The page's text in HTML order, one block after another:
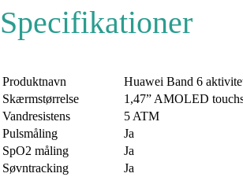
Specifikationer
Produktnavn
Huawei Band 6
Skærmstørrelse
1,47” AMOLED
Vandresistens
5 ATM
Pulsmåling
Ja
SpO2 måling
Ja
Søvntracking
Ja